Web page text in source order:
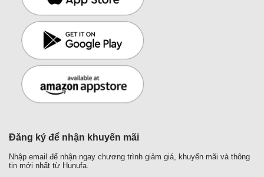
Đăng ký để nhận khuyến mãi
Nhập email để nhận ngay chương trình giảm giá, khuyến mãi và thông
tin mới nhất từ Hunufa.